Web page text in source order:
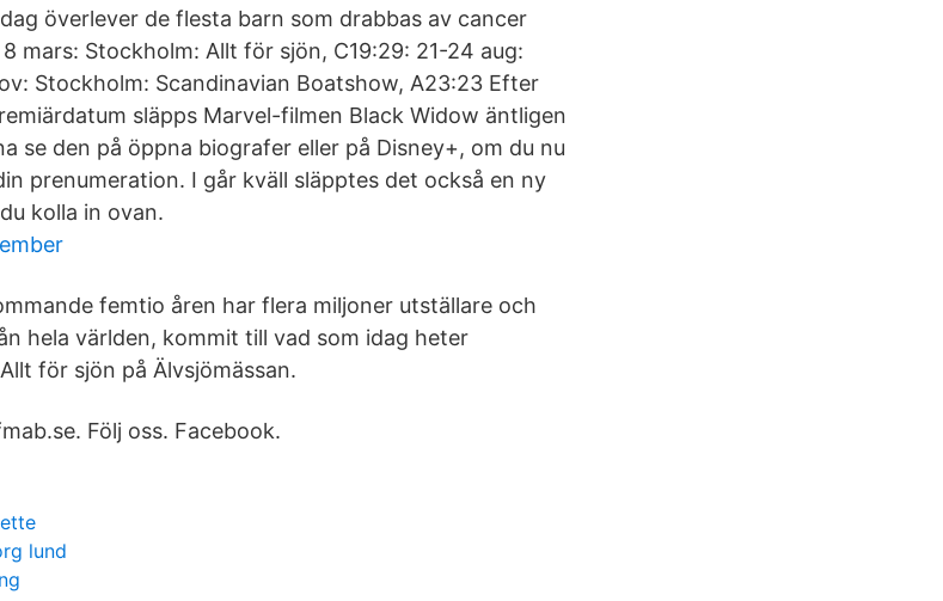
överlever de flesta barn som drabbas av cancer
mars: Stockholm: Allt för sjön, C19:29: 21-24 aug:
Stockholm: Scandinavian Boatshow, A23:23 Efter
släpps Marvel-filmen Black Widow äntligen
se den på öppna biografer eller på Disney+, om du nu
prenumeration. I går kväll släpptes det också en ny
kolla in ovan.
femtio åren har flera miljoner utställare och
hela världen, kommit till vad som idag heter
för sjön på Älvsjömässan.
Följ oss. Facebook.
lund